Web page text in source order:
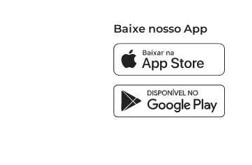
Baixe nosso App